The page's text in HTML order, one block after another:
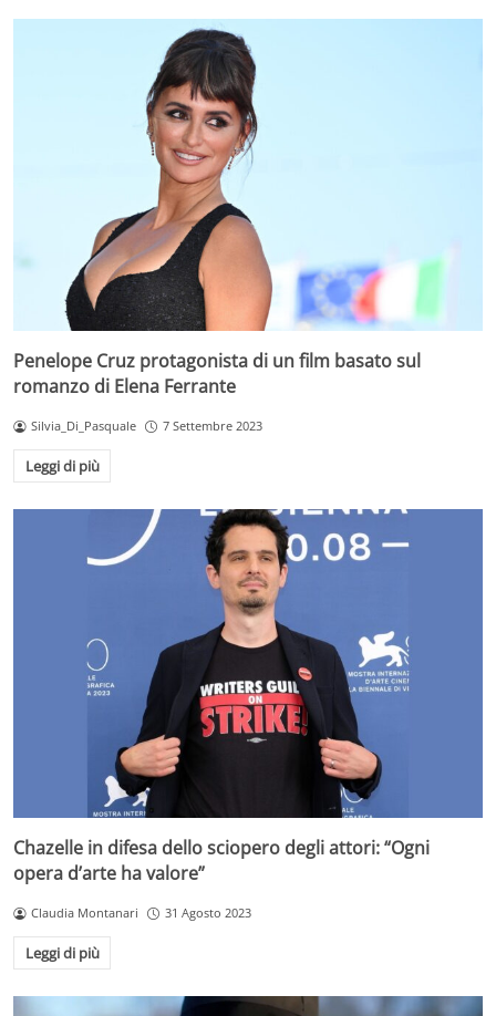
Penelope Cruz protagonista di un film basato sul
romanzo di Elena Ferrante
Silvia_Di_Pasquale 7 Settembre 2023
Leggi di più
Chazelle in difesa dello sciopero degli attori: “Ogni
opera d’arte ha valore”
Claudia Montanari 31 Agosto 2023
Leggi di più